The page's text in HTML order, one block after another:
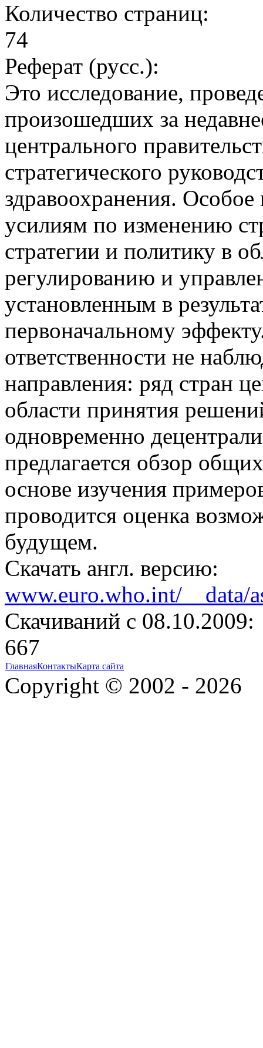
Количество страниц:
74
Реферат (русс.):
Это исследование,
произошедших за
центрального
стратегического
здравоохранения.
усилиям по изменению
стратегии и политику в
регулированию и
установленным в
первоначальному
ответственности не
направления: ряд стран
области принятия
одновременно
предлагается обзор
основе изучения
проводится оценка
будущем.
Скачать англ. версию:
www.euro.who.int/__data/
Cкачиваний с 08.10.2009:
667
ГлавнаяКонтактыКарта сайта
Copyright © 2002 - 2026